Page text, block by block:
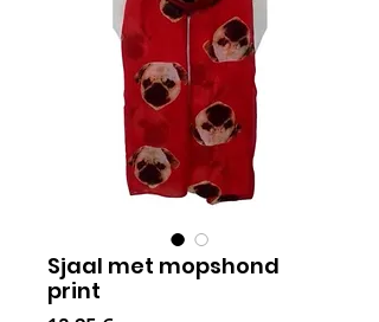
Sjaal met mopshond
print